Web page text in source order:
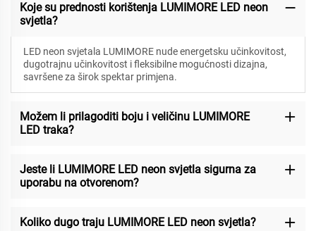
Koje su prednosti korištenja LUMIMORE LED neon
svjetla?
LED neon svjetala LUMIMORE nude energetsku učinkovitost,
dugotrajnu učinkovitost i fleksibilne mogućnosti dizajna,
savršene za širok spektar primjena.
Možem li prilagoditi boju i veličinu LUMIMORE
LED traka?
Jeste li LUMIMORE LED neon svjetla sigurna za
uporabu na otvorenom?
Koliko dugo traju LUMIMORE LED neon svjetla?